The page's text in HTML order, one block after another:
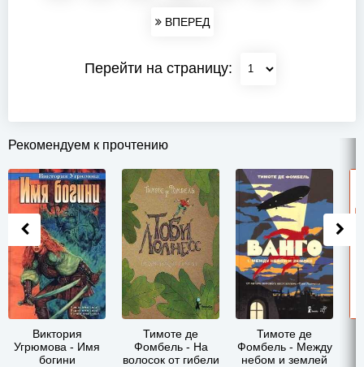
ВПЕРЕД
Перейти на страницу:
Рекомендуем к прочтению
Виктория
Угрюмова - Имя
богини
Тимоте де
Фомбель - На
волосок от гибели
Тимоте де
Фомбель - Между
небом и землей